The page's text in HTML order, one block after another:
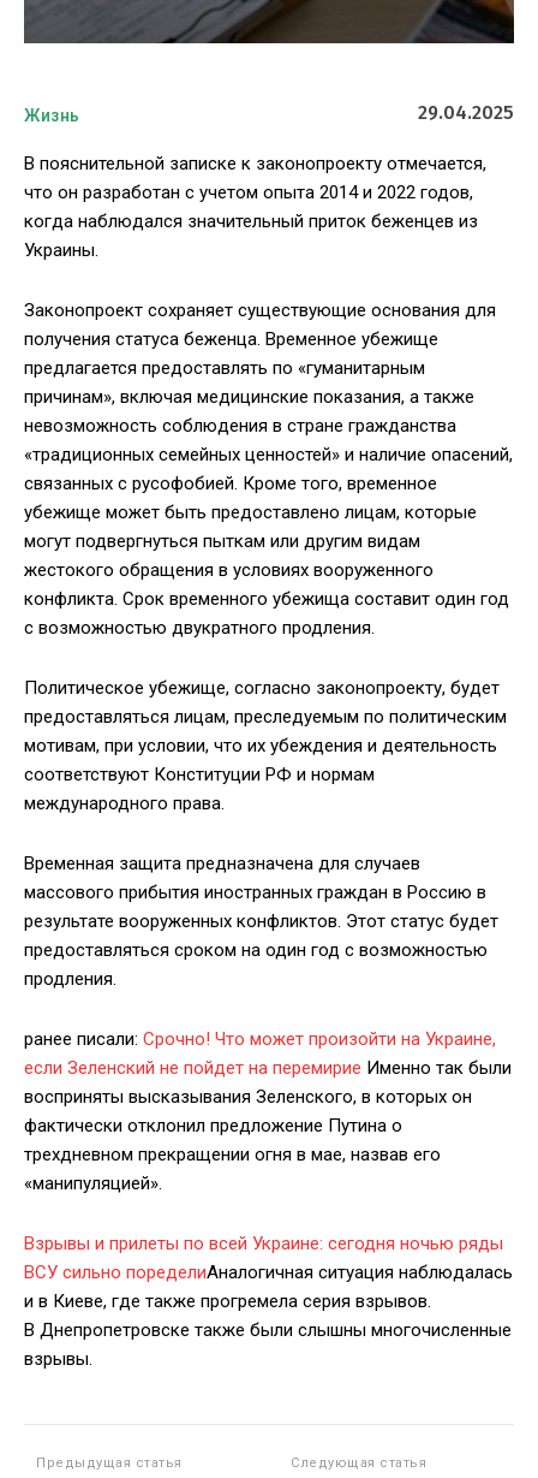
Жизнь 29.04.2025
В пояснительной записке к законопроекту отмечается,
что он разработан с учетом опыта 2014 и 2022 годов,
когда наблюдался значительный приток беженцев из
Украины.
Законопроект сохраняет существующие основания для
получения статуса беженца. Временное убежище
предлагается предоставлять по «гуманитарным
причинам», включая медицинские показания, а также
невозможность соблюдения в стране гражданства
«традиционных семейных ценностей» и наличие опасений,
связанных с русофобией. Кроме того, временное
убежище может быть предоставлено лицам, которые
могут подвергнуться пыткам или другим видам
жестокого обращения в условиях вооруженного
конфликта. Срок временного убежища составит один год
с возможностью двукратного продления.
Политическое убежище, согласно законопроекту, будет
предоставляться лицам, преследуемым по политическим
мотивам, при условии, что их убеждения и деятельность
соответствуют Конституции РФ и нормам
международного права.
Временная защита предназначена для случаев
массового прибытия иностранных граждан в Россию в
результате вооруженных конфликтов. Этот статус будет
предоставляться сроком на один год с возможностью
продления.
ранее писали: Срочно! Что может произойти на Украине,
если Зеленский не пойдет на перемирие Именно так были
восприняты высказывания Зеленского, в которых он
фактически отклонил предложение Путина о
трехдневном прекращении огня в мае, назвав его
«манипуляцией».
Взрывы и прилеты по всей Украине: сегодня ночью ряды
ВСУ сильно поределиАналогичная ситуация наблюдалась
и в Киеве, где также прогремела серия взрывов.
В Днепропетровске также были слышны многочисленные
взрывы.
Предыдущая статья Следующая статья